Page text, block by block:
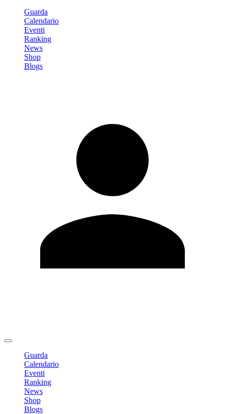
Guarda
Calendario
Eventi
Ranking
News
Shop
Blogs
Guarda
Calendario
Eventi
Ranking
News
Shop
Blogs